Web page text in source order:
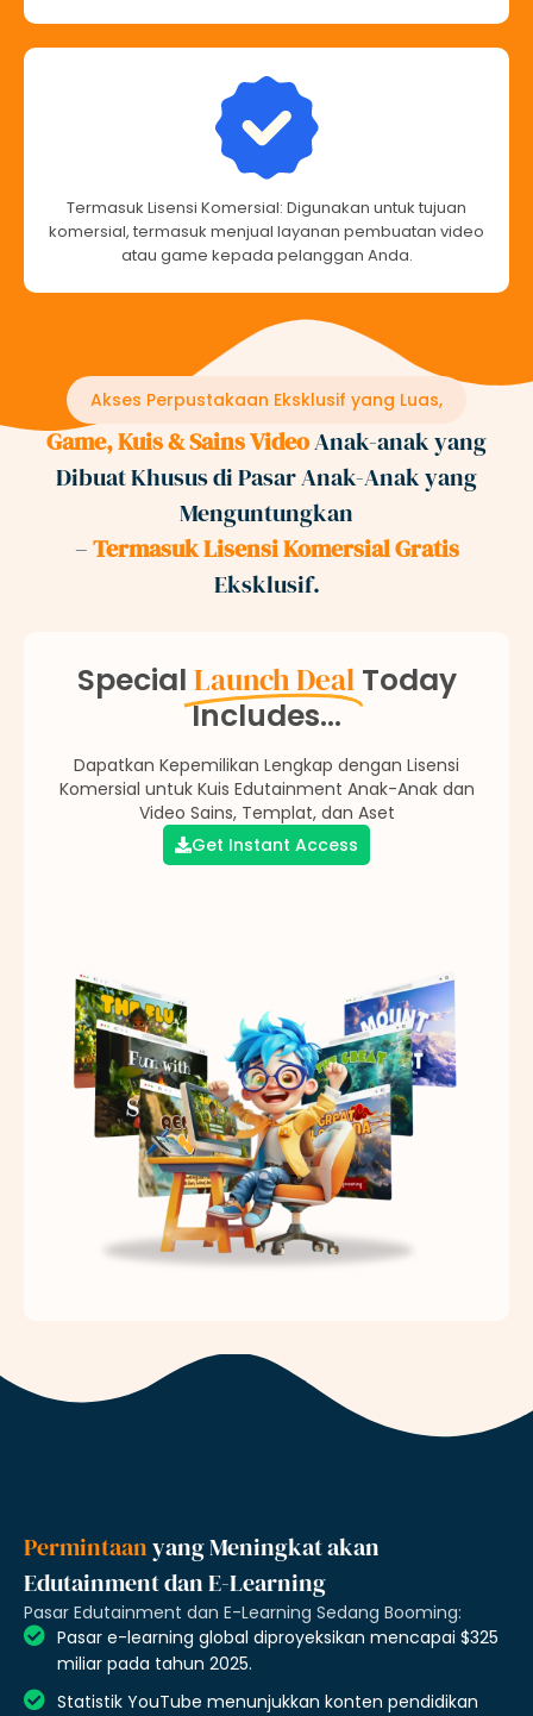
Termasuk Lisensi Komersial: Digunakan untuk tujuan
komersial, termasuk menjual layanan pembuatan video
atau game kepada pelanggan Anda.
Akses Perpustakaan Eksklusif yang Luas,
Game, Kuis & Sains VideoAnak-anak yang
Dibuat Khusus di Pasar Anak-Anak yang
Menguntungkan
–Termasuk Lisensi Komersial Gratis
Eksklusif.
Special Launch Deal Today
Includes...
Dapatkan Kepemilikan Lengkap dengan Lisensi
Komersial untuk Kuis Edutainment Anak-Anak dan
Video Sains, Templat, dan Aset
Get Instant Access
Permintaanyang Meningkat akan
Edutainment dan E-Learning
Pasar Edutainment dan E-Learning Sedang Booming:
Pasar e-learning global diproyeksikan mencapai $325
miliar pada tahun 2025.
Statistik YouTube menunjukkan konten pendidikan